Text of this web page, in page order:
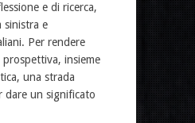
e di ricerca,
sinistra e
Per rendere
insieme
una strada
dare un significato